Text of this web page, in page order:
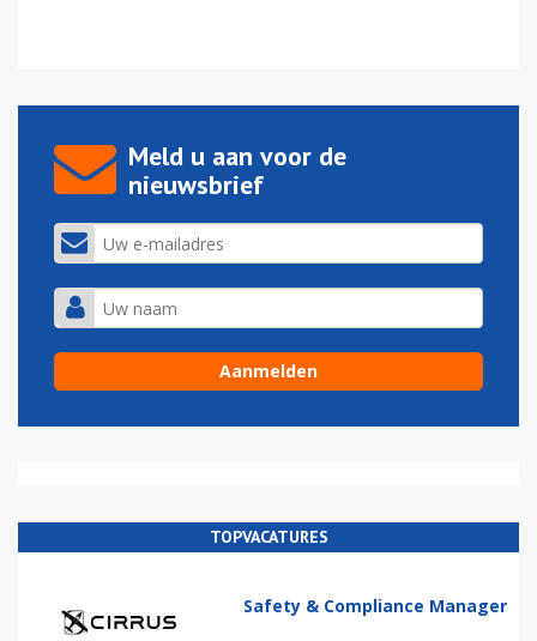
Meld u aan voor de
nieuwsbrief
TOPVACATURES
Safety & Compliance Manager